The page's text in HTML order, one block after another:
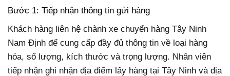
Bước 1: Tiếp nhận thông tin gửi hàng
Khách hàng liên hệ chành xe chuyển hàng Tây Ninh
Nam Định để cung cấp đầy đủ thông tin về loại hàng
hóa, số lượng, kích thước và trọng lượng. Nhân viên
tiếp nhận ghi nhận địa điểm lấy hàng tại Tây Ninh và địa